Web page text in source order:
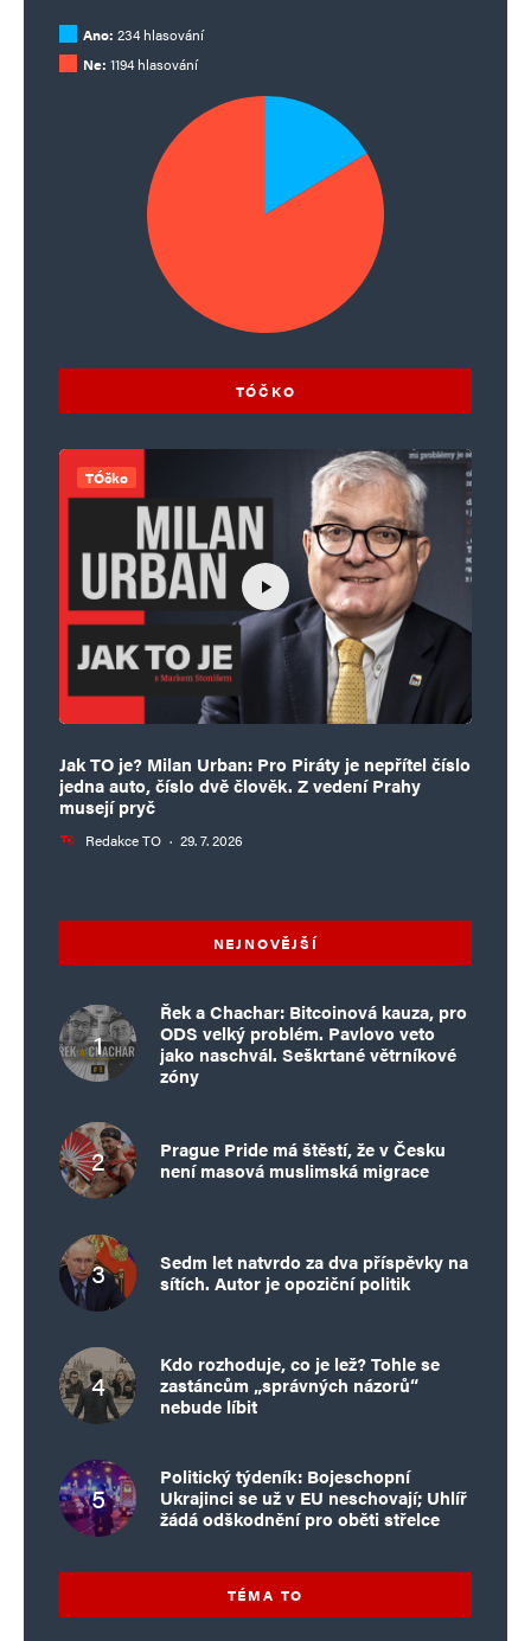
Ano: 234 hlasování
Ne: 1194 hlasování
TÓČKO
TÓčko
Jak TO je? Milan Urban: Pro Piráty je nepřítel číslo
jedna auto, číslo dvě člověk. Z vedení Prahy
musejí pryč
Redakce TO · 29. 7. 2026
NEJNOVĚJŠÍ
Řek a Chachar: Bitcoinová kauza, pro
ODS velký problém. Pavlovo veto
jako naschvál. Seškrtané větrníkové
zóny
Prague Pride má štěstí, že v Česku
není masová muslimská migrace
Sedm let natvrdo za dva příspěvky na
sítích. Autor je opoziční politik
Kdo rozhoduje, co je lež? Tohle se
zastáncům „správných názorů“
nebude líbit
Politický týdeník: Bojeschopní
Ukrajinci se už v EU neschovají; Uhlíř
žádá odškodnění pro oběti střelce
TÉMA TO